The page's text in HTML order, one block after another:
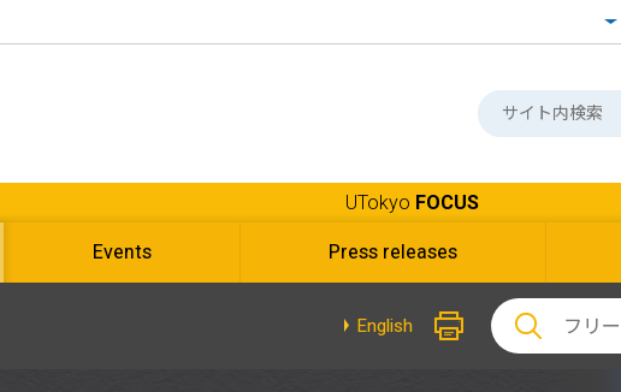
UTokyo FOCUS
Events Press releases
English